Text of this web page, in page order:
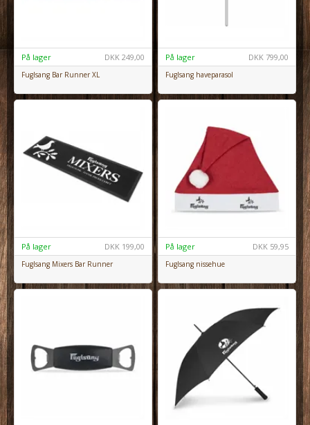
DKK 249,00
På lager
Fuglsang Bar Runner XL
DKK 799,00
På lager
Fuglsang haveparasol
DKK 199,00
På lager
Fuglsang Mixers Bar Runner
DKK 59,95
På lager
Fuglsang nissehue